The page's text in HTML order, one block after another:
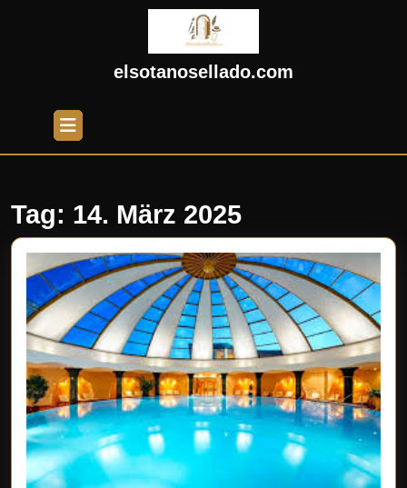
elsotanosellado.com
Open
Button
Tag: 14. März 2025